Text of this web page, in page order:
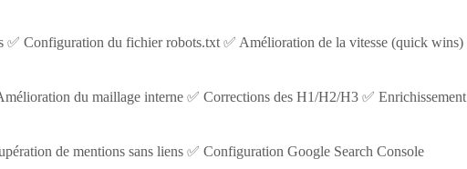
Configuration du fichier robots.txt ✅ Amélioration de la vitesse (quick wins)
du maillage interne ✅ Corrections des H1/H2/H3 ✅ Enrichissement
de mentions sans liens ✅ Configuration Google Search Console